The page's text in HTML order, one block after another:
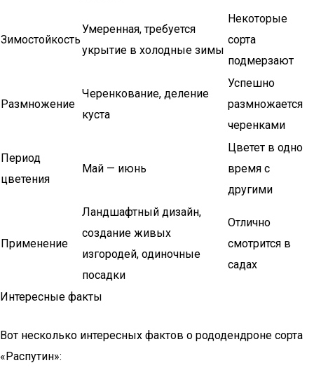
Зимостойкость
Умеренная, требуется
укрытие в холодные зимы
Некоторые
сорта
подмерзают
Размножение
Черенкование, деление
куста
Успешно
размножается
черенками
Период
цветения
Май — июнь
Цветет в одно
время с
другими
Применение
Ландшафтный дизайн,
создание живых
изгородей, одиночные
посадки
Отлично
смотрится в
садах
Интересные факты
Вот несколько интересных фактов о рододендроне сорта
«Распутин»: